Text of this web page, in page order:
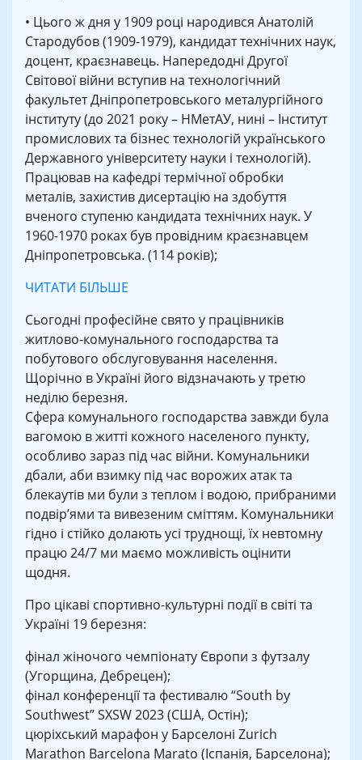
• Цього ж дня у 1909 році народився Анатолій
Стародубов (1909-1979), кандидат технічних наук,
доцент, краєзнавець. Напередодні Другої
Світової війни вступив на технологічний
факультет Дніпропетровського металургійного
інституту (до 2021 року – НМетАУ, нині – Інститут
промислових та бізнес технологій українського
Державного університету науки і технологій).
Працював на кафедрі термічної обробки
металів, захистив дисертацію на здобуття
вченого ступеню кандидата технічних наук. У
1960-1970 роках був провідним краєзнавцем
Дніпропетровська. (114 років);
ЧИТАТИ БІЛЬШЕ
Сьогодні професійне свято у працівників
житлово-комунального господарства та
побутового обслуговування населення.
Щорічно в Україні його відзначають у третю
неділю березня.
Сфера комунального господарства завжди була
вагомою в житті кожного населеного пункту,
особливо зараз під час війни. Комунальники
дбали, аби взимку під час ворожих атак та
блекаутів ми були з теплом і водою, прибраними
подвір’ями та вивезеним сміттям. Комунальники
гідно і стійко долають усі труднощі, їх невтомну
працю 24/7 ми маємо можливість оцінити
щодня.
Про цікаві спортивно-культурні події в світі та
Україні 19 березня:
фінал жіночого чемпіонату Європи з футзалу
(Угорщина, Дебрецен);
фінал конференції та фестивалю “South by
Southwest” SXSW 2023 (США, Остін);
цюріхський марафон у Барселоні Zurich
Marathon Barcelona Marato (Іспанія, Барселона);